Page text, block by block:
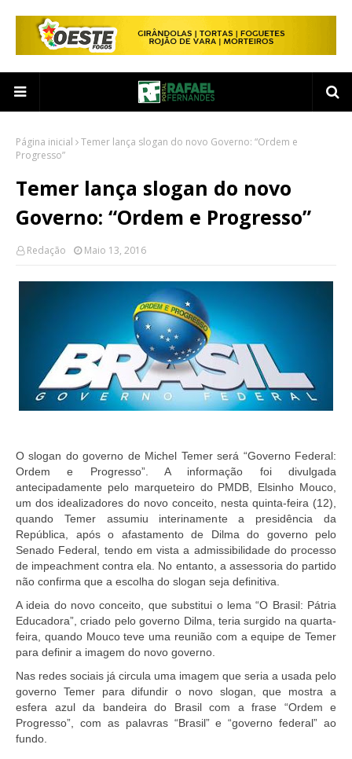
Página inicial
Temer lança slogan do novo Governo: “Ordem e
Progresso”
Temer lança slogan do novo
Governo: “Ordem e Progresso”
Redação Maio 13, 2016
O slogan do governo de Michel Temer será “Governo Federal:
Ordem e Progresso”. A informação foi divulgada
antecipadamente pelo marqueteiro do PMDB, Elsinho Mouco,
um dos idealizadores do novo conceito, nesta quinta-feira (12),
quando Temer assumiu interinamente a presidência da
República, após o afastamento de Dilma do governo pelo
Senado Federal, tendo em vista a admissibilidade do processo
de impeachment contra ela. No entanto, a assessoria do partido
não confirma que a escolha do slogan seja definitiva.
A ideia do novo conceito, que substitui o lema “O Brasil: Pátria
Educadora”, criado pelo governo Dilma, teria surgido na quarta-
feira, quando Mouco teve uma reunião com a equipe de Temer
para definir a imagem do novo governo.
Nas redes sociais já circula uma imagem que seria a usada pelo
governo Temer para difundir o novo slogan, que mostra a
esfera azul da bandeira do Brasil com a frase “Ordem e
Progresso”, com as palavras “Brasil” e “governo federal” ao
fundo.